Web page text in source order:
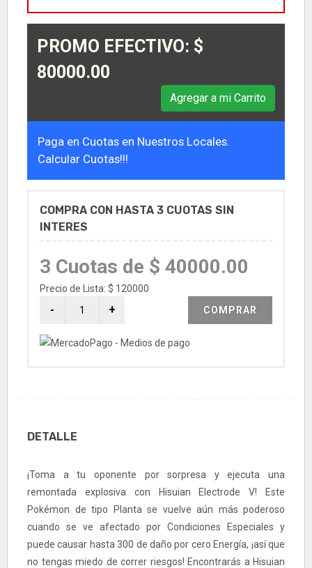
PROMO EFECTIVO: $
80000.00
Agregar a mi Carrito
Paga en Cuotas en Nuestros Locales.
Calcular Cuotas!!!
COMPRA CON HASTA 3 CUOTAS SIN
INTERES
3 Cuotas de $ 40000.00
Precio de Lista: $ 120000
COMPRAR
DETALLE
¡Toma a tu oponente por sorpresa y ejecuta una
remontada explosiva con Hisuian Electrode V! Este
Pokémon de tipo Planta se vuelve aún más poderoso
cuando se ve afectado por Condiciones Especiales y
puede causar hasta 300 de daño por cero Energía, ¡así que
no tengas miedo de correr riesgos! Encontrarás a Hisuian